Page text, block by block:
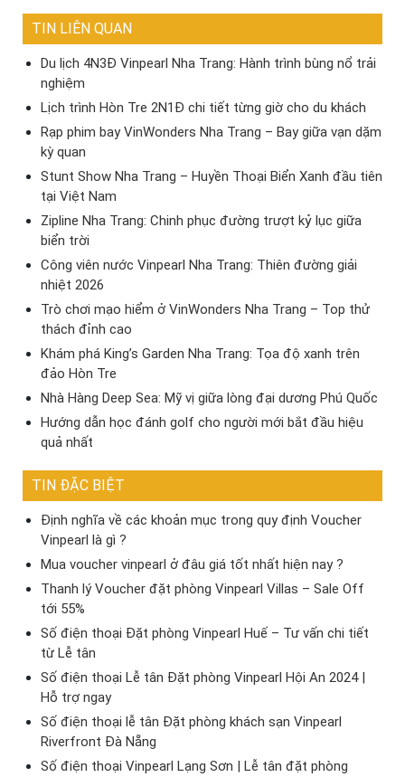
TIN LIÊN QUAN
Du lịch 4N3Đ Vinpearl Nha Trang: Hành trình bùng nổ trải
nghiệm
Lịch trình Hòn Tre 2N1Đ chi tiết từng giờ cho du khách
Rạp phim bay VinWonders Nha Trang – Bay giữa vạn dặm
kỳ quan
Stunt Show Nha Trang – Huyền Thoại Biển Xanh đầu tiên
tại Việt Nam
Zipline Nha Trang: Chinh phục đường trượt kỷ lục giữa
biển trời
Công viên nước Vinpearl Nha Trang: Thiên đường giải
nhiệt 2026
Trò chơi mạo hiểm ở VinWonders Nha Trang – Top thử
thách đỉnh cao
Khám phá King’s Garden Nha Trang: Tọa độ xanh trên
đảo Hòn Tre
Nhà Hàng Deep Sea: Mỹ vị giữa lòng đại dương Phú Quốc
Hướng dẫn học đánh golf cho người mới bắt đầu hiệu
quả nhất
TIN ĐẶC BIỆT
Định nghĩa về các khoản mục trong quy định Voucher
Vinpearl là gì ?
Mua voucher vinpearl ở đâu giá tốt nhất hiện nay ?
Thanh lý Voucher đặt phòng Vinpearl Villas – Sale Off
tới 55%
Số điện thoại Đặt phòng Vinpearl Huế – Tư vấn chi tiết
từ Lễ tân
Số điện thoại Lễ tân Đặt phòng Vinpearl Hội An 2024 |
Hỗ trợ ngay
Số điện thoại lễ tân Đặt phòng khách sạn Vinpearl
Riverfront Đà Nẵng
Số điện thoại Vinpearl Lạng Sơn | Lễ tân đặt phòng